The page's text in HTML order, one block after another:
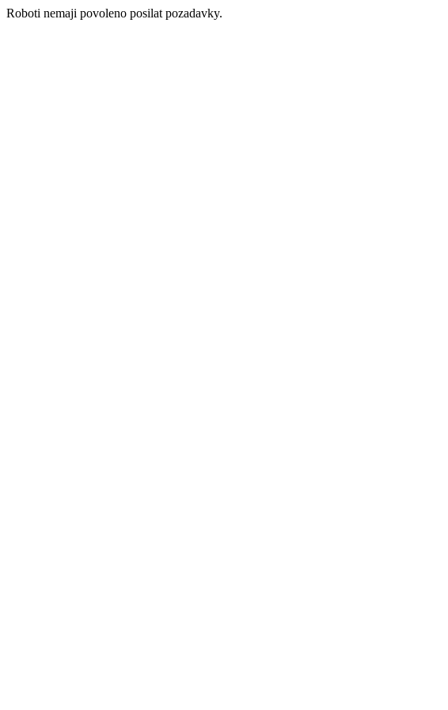
Roboti nemaji povoleno posilat pozadavky.